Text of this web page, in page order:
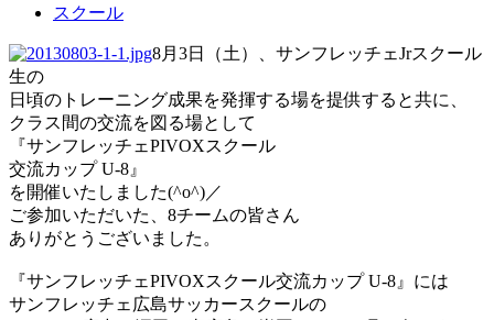
スクール
8月3日（土）、サンフレッチェJrスクール
生の
日頃のトレーニング成果を発揮する場を提供すると共に、
クラス間の交流を図る場として
『サンフレッチェPIVOXスクール
交流カップ U-8』
を開催いたしました(^o^)／
ご参加いただいた、8チームの皆さん
ありがとうございました。
『サンフレッチェPIVOXスクール交流カップ U-8』には
サンフレッチェ広島サッカースクールの